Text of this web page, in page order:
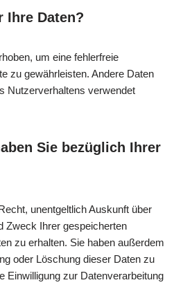
Ihre Daten?
um eine fehlerfreie
zu gewährleisten. Andere Daten
Nutzerverhaltens verwendet
Sie bezüglich Ihrer
unentgeltlich Auskunft über
Zweck Ihrer gespeicherten
zu erhalten. Sie haben außerdem
oder Löschung dieser Daten zu
Einwilligung zur Datenverarbeitung